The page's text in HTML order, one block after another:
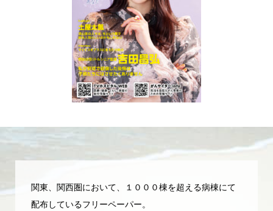
関東、関西圏において、１０００棟を超える病棟にて
配布しているフリーペーパー。